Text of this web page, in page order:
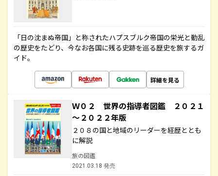
「日の沈まぬ帝国」と称されたハプスブルク帝国の栄光と動乱
の歴史をたどり、今なお各国に残る史跡を巡る歴史を旅するガ
イド。
詳細を見る
Ｗ０２ 世界の指導者図鑑 ２０２１
～２０２２年版
２０８の国と地域のリーダーを経歴ととも
に解説
旅の図鑑
2021.03.18 発売